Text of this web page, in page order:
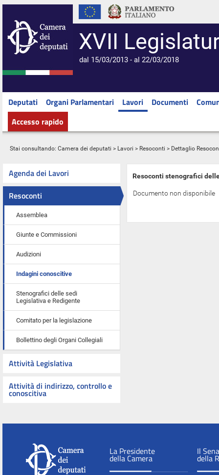
XVII
dal 15/03/2013 - al 22/03/2018
Deputati Organi Parlamentari Lavori Documenti
Accesso rapido
Stai consultando: Camera dei deputati > Lavori > Resoconti > Dettaglio
Agenda dei Lavori
Resoconti
Assemblea
Giunte e Commissioni
Audizioni
Indagini conoscitive
Stenografici delle sedi
Legislativa e Redigente
Comitato per la legislazione
Bollettino degli Organi Collegiali
Attività Legislativa
Attività di indirizzo, controllo e
conoscitiva
Resoconti stenografici
Documento non disponibile
La Presidente
della Camera
Il
della